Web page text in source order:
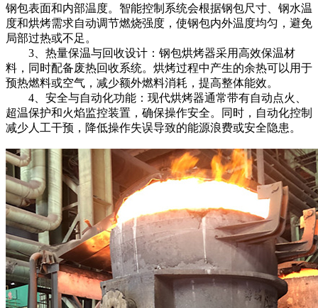
钢包表面和内部温度。智能控制系统会根据钢包尺寸、钢水温
度和烘烤需求自动调节燃烧强度，使钢包内外温度均匀，避免
局部过热或不足。
3、热量保温与回收设计：钢包烘烤器采用高效保温材
料，同时配备废热回收系统。烘烤过程中产生的余热可以用于
预热燃料或空气，减少额外燃料消耗，提高整体能效。
4、安全与自动化功能：现代烘烤器通常带有自动点火、
超温保护和火焰监控装置，确保操作安全。同时，自动化控制
减少人工干预，降低操作失误导致的能源浪费或安全隐患。